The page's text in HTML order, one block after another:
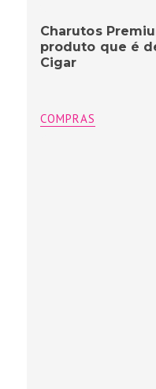
Charutos
produto que é
Cigar
COMPRAS